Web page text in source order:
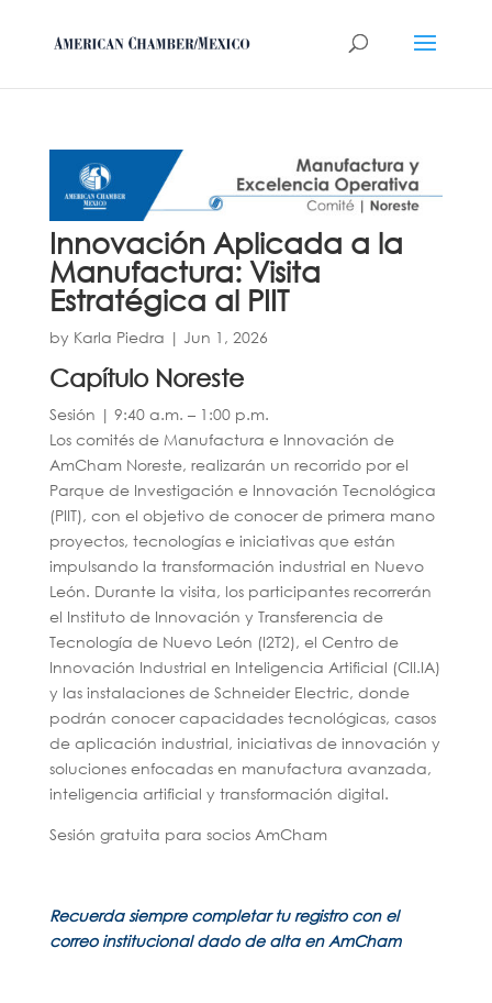
Innovación Aplicada a la
Manufactura: Visita
Estratégica al PIIT
by Karla Piedra | Jun 1, 2026
Capítulo Noreste
Sesión | 9:40 a.m. – 1:00 p.m.
Los comités de Manufactura e Innovación de
AmCham Noreste, realizarán un recorrido por el
Parque de Investigación e Innovación Tecnológica
(PIIT), con el objetivo de conocer de primera mano
proyectos, tecnologías e iniciativas que están
impulsando la transformación industrial en Nuevo
León. Durante la visita, los participantes recorrerán
el Instituto de Innovación y Transferencia de
Tecnología de Nuevo León (I2T2), el Centro de
Innovación Industrial en Inteligencia Artificial (CII.IA)
y las instalaciones de Schneider Electric, donde
podrán conocer capacidades tecnológicas, casos
de aplicación industrial, iniciativas de innovación y
soluciones enfocadas en manufactura avanzada,
inteligencia artificial y transformación digital.
Sesión gratuita para socios AmCham
Recuerda siempre completar tu registro con el
correo institucional dado de alta en AmCham